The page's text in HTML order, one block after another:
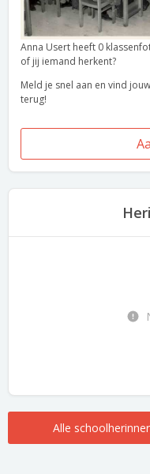
Anna Usert heeft 0
of jij iemand herkent?
Meld je snel aan en vind
terug!
Alle